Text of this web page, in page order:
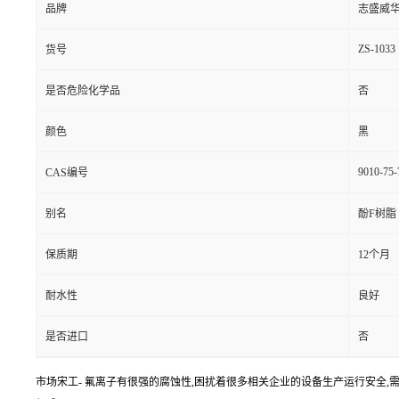
品牌 志盛威
货号 ZS-1033
是否危险化学品 否
颜色 黑
CAS编号 9010-75-
别名 酚F树脂
保质期 12个月
耐水性 良好
是否进口 否
市场宋工- 氟离子有很强的腐蚀性,困扰着很多相关企业的设备生产运行安全,需